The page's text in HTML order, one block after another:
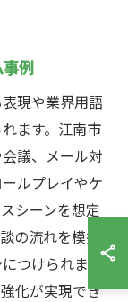
例
現や業界用語
ます。江南市
議、メール対
ルプレイやケ
シーンを想定
の流れを模擬
つけられま
化が実現でき